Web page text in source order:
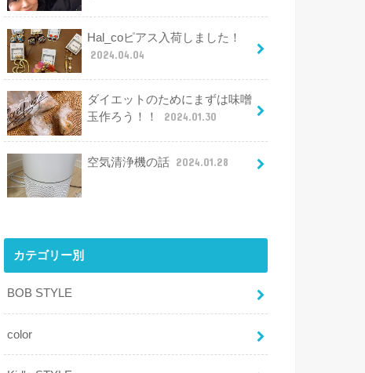
Hal_coピアス入荷しました！
2024.04.04
ダイエットのためにまずは味噌
玉作ろう！！
2024.01.30
空気清浄機の話 2024.01.28
カテゴリー別
BOB STYLE
color